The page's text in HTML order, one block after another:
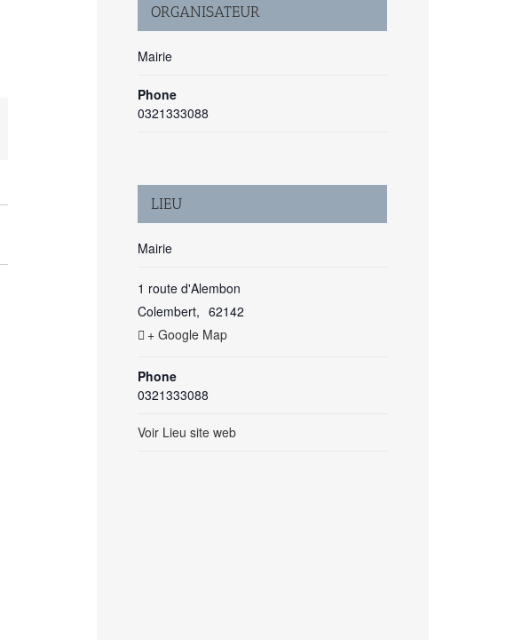
ORGANISATEUR
Mairie
Phone
0321333088
LIEU
Mairie
1 route d'Alembon
Colembert, 62142
+ Google Map
Phone
0321333088
Voir Lieu site web